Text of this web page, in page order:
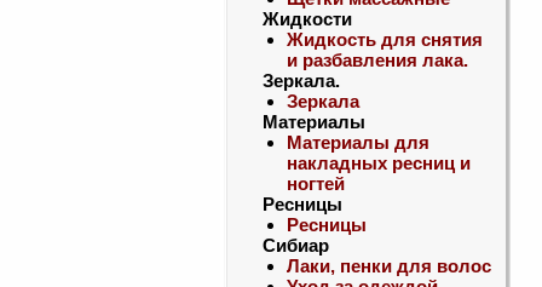
Жидкости
Жидкость для снятия
и разбавления лака.
Зеркала.
Зеркала
Материалы
Материалы для
накладных ресниц и
ногтей
Ресницы
Ресницы
Сибиар
Лаки, пенки для волос